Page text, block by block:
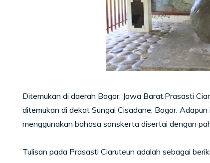
Ditemukan di daerah Bogor, Jawa Barat.Prasasti
ditemukan di dekat Sungai Cisadane, Bogor.
menggunakan bahasa sanskerta disertai dengan
Tulisan pada Prasasti Ciaruteun adalah sebagai